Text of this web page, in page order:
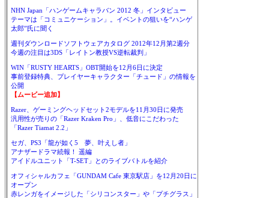
NHN Japan「ハンゲームキャラバン 2012 冬」インタビュー
テーマは「コミュニケーション」。イベントの狙いを“ハンゲ
太郎”氏に聞く
週刊ダウンロードソフトウェアカタログ 2012年12月第2週分
今週の注目は3DS「レイトン教授VS逆転裁判」
WIN「RUSTY HEARTS」OBT開始を12月6日に決定
事前登録特典、プレイヤーキャラクター「チュード」の情報を
公開
【ムービー追加】
Razer、ゲーミングヘッドセット2モデルを11月30日に発売
汎用性が売りの「Razer Kraken Pro」、低音にこだわった
「Razer Tiamat 2.2」
セガ、PS3「龍が如く5 夢、叶えし者」
アナザードラマ続報！ 遥編
アイドルユニット「T-SET」とのライブバトルを紹介
オフィシャルカフェ「GUNDAM Cafe 東京駅店」を12月20日に
オープン
赤レンガをイメージした「シリコンスター」や「プチグラス」